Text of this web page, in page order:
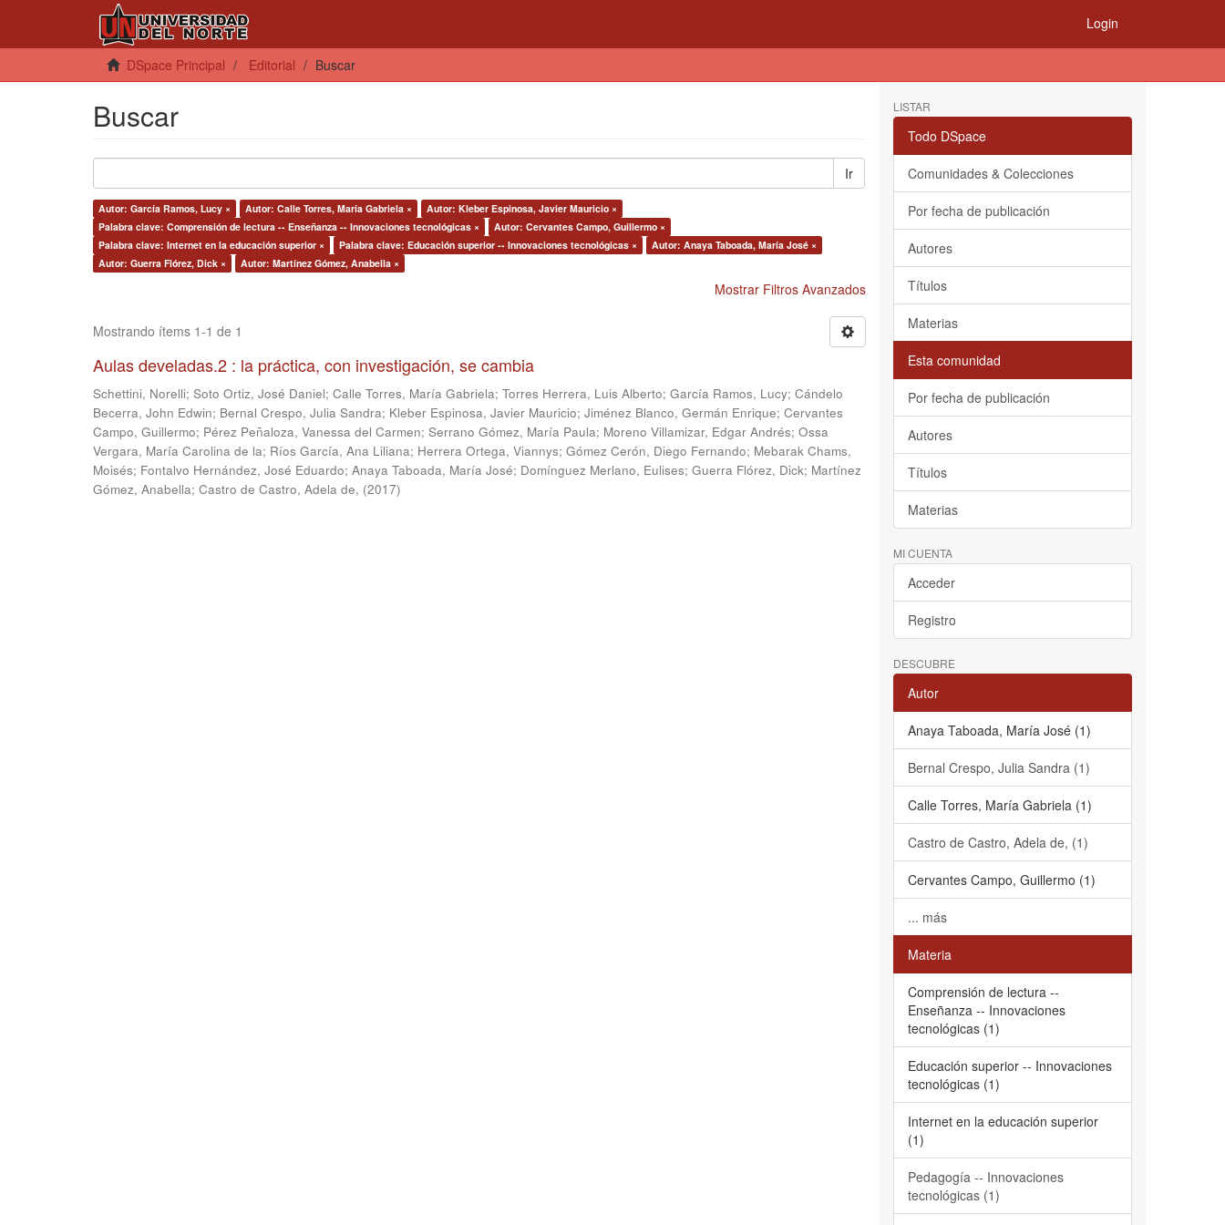
Login
DSpace Principal Editorial Buscar
Buscar
Ir
Autor: García Ramos, Lucy × Autor: Calle Torres, María Gabriela ×
Autor: Kleber Espinosa, Javier Mauricio ×
Palabra clave: Comprensión de lectura -- Enseñanza -- Innovaciones tecnológicas ×
Autor: Cervantes Campo, Guillermo ×
Palabra clave: Internet en la educación superior ×
Palabra clave: Educación superior -- Innovaciones tecnológicas ×
Autor: Anaya Taboada, María José ×
Autor: Guerra Flórez, Dick ×
Autor: Martínez Gómez, Anabella ×
Mostrar Filtros Avanzados
Mostrando ítems 1-1 de 1
Aulas develadas.2 : la práctica, con investigación, se cambia
Schettini, Norelli; Soto Ortiz, José Daniel; Calle Torres, María Gabriela; Torres Herrera, Luis Alberto; García Ramos, Lucy; Cándelo
Becerra, John Edwin; Bernal Crespo, Julia Sandra; Kleber Espinosa, Javier Mauricio; Jiménez Blanco, Germán Enrique; Cervantes
Campo, Guillermo; Pérez Peñaloza, Vanessa del Carmen; Serrano Gómez, María Paula; Moreno Villamizar, Edgar Andrés; Ossa
Vergara, María Carolina de la; Ríos García, Ana Liliana; Herrera Ortega, Viannys; Gómez Cerón, Diego Fernando; Mebarak Chams,
Moisés; Fontalvo Hernández, José Eduardo; Anaya Taboada, María José; Domínguez Merlano, Eulises; Guerra Flórez, Dick; Martínez
Gómez, Anabella; Castro de Castro, Adela de, (2017)
LISTAR
Todo DSpace
Comunidades & Colecciones
Por fecha de publicación
Autores
Títulos
Materias
Esta comunidad
Por fecha de publicación
Autores
Títulos
Materias
MI CUENTA
Acceder
Registro
DESCUBRE
Autor
Anaya Taboada, María José (1)
Bernal Crespo, Julia Sandra (1)
Calle Torres, María Gabriela (1)
Castro de Castro, Adela de, (1)
Cervantes Campo, Guillermo (1)
... más
Materia
Comprensión de lectura --
Enseñanza -- Innovaciones
tecnológicas (1)
Educación superior -- Innovaciones
tecnológicas (1)
Internet en la educación superior
(1)
Pedagogía -- Innovaciones
tecnológicas (1)